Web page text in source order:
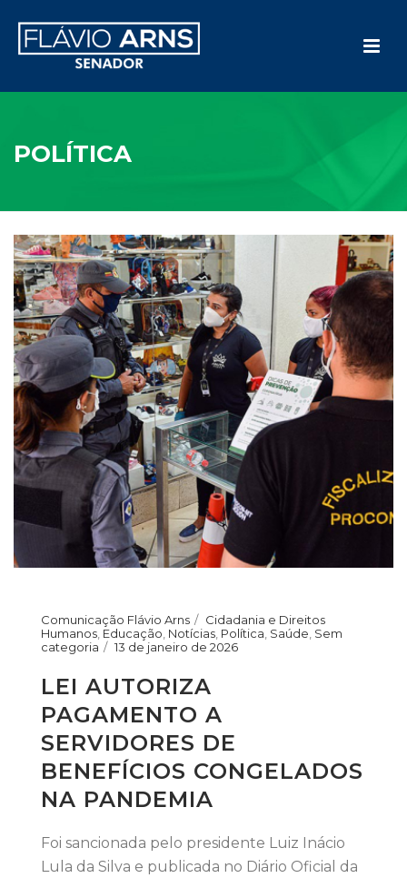
POLÍTICA
Comunicação Flávio Arns
Cidadania e Direitos
Humanos Educação Notícias Política Saúde Sem
categoria
13 de janeiro de 2026
LEI AUTORIZA
PAGAMENTO A
SERVIDORES DE
BENEFÍCIOS CONGELADOS
NA PANDEMIA
Foi sancionada pelo presidente Luiz Inácio
Lula da Silva e publicada no Diário Oficial da